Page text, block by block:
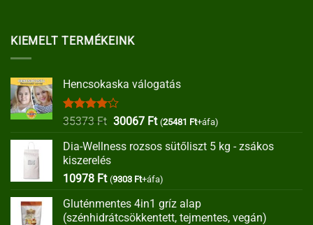
KIEMELT TERMÉKEINK
Hencsokaska válogatás
Értékelés:
35373Ft Original
was:
30067 FtCurrent
is:
(25481 Ft+áfa)
Dia-Wellness rozsos sütőliszt 5 kg - zsákos
kiszerelés
10978 Ft (9303 Ft+áfa)
Gluténmentes 4in1 gríz alap
(szénhidrátcsökkentett, tejmentes, vegán)